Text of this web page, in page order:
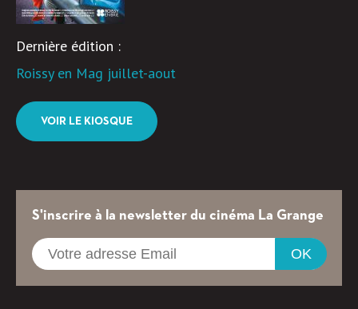
Dernière édition :
Roissy en Mag juillet-aout
VOIR LE KIOSQUE
S'inscrire à la newsletter du cinéma La Grange
OK